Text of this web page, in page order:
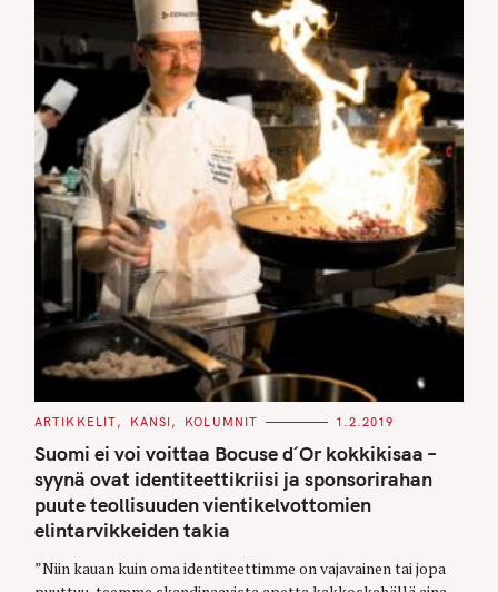
C
T
E
G
O
R
I
E
S
ARTIKKELIT KANSI KOLUMNIT 1.2.2019
Suomi ei voi voittaa Bocuse d´Or kokkikisaa –
syynä ovat identiteettikriisi ja sponsorirahan
puute teollisuuden vientikelvottomien
elintarvikkeiden takia
”Niin kauan kuin oma identiteettimme on vajavainen tai jopa
S
a